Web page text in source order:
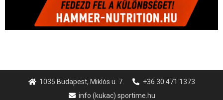
1035 Budapest, Miklós u. 7.
+36 30 471 1373
info (kukac) sportime.hu